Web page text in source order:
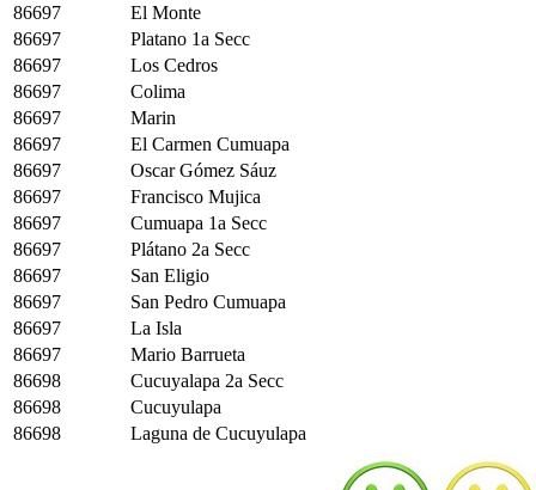
86697
El Monte
86697
Platano 1a Secc
86697
Los Cedros
86697
Colima
86697
Marin
86697
El Carmen Cumuapa
86697
Oscar Gómez Sáuz
86697
Francisco Mujica
86697
Cumuapa 1a Secc
86697
Plátano 2a Secc
86697
San Eligio
86697
San Pedro Cumuapa
86697
La Isla
86697
Mario Barrueta
86698
Cucuyalapa 2a Secc
86698
Cucuyulapa
86698
Laguna de Cucuyulapa